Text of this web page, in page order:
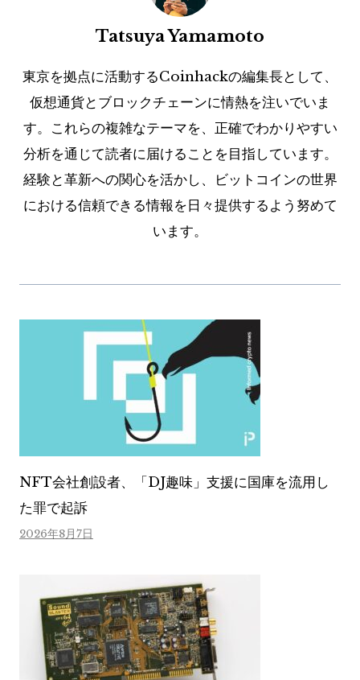
Tatsuya Yamamoto
東京を拠点に活動するCoinhackの編集長として、
仮想通貨とブロックチェーンに情熱を注いでいま
す。これらの複雑なテーマを、正確でわかりやすい
分析を通じて読者に届けることを目指しています。
経験と革新への関心を活かし、ビットコインの世界
における信頼できる情報を日々提供するよう努めて
います。
NFT会社創設者、「DJ趣味」支援に国庫を流用し
た罪で起訴
2026年8月7日